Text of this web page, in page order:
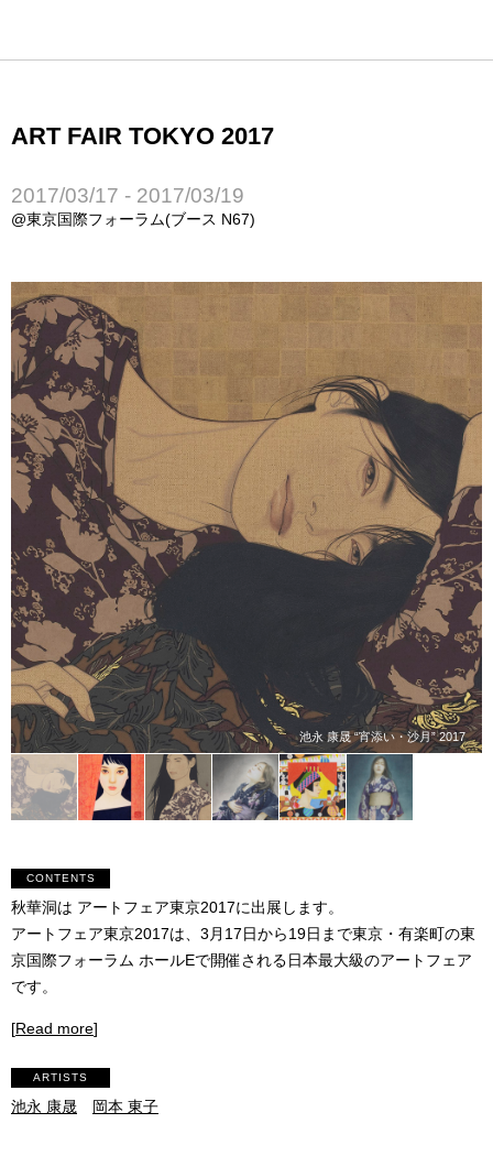
ART FAIR TOKYO 2017
2017/03/17 - 2017/03/19
@東京国際フォーラム(ブース N67)
池永 康晟 “宵添い・沙月” 2017
CONTENTS
秋華洞は アートフェア東京2017に出展します。
アートフェア東京2017は、3月17日から19日まで東京・有楽町の東
京国際フォーラム ホールEで開催される日本最大級のアートフェア
です。
[Read more]
ARTISTS
池永 康晟 岡本 東子